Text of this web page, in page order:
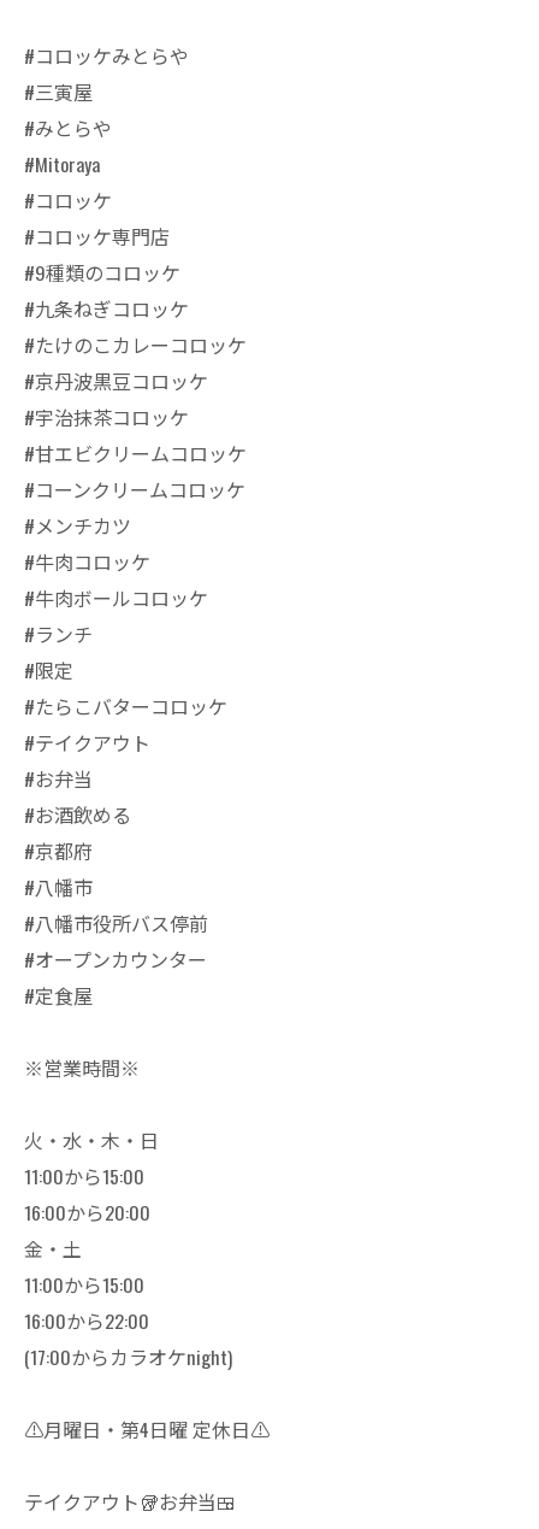
#コロッケみとらや
#三寅屋
#みとらや
#Mitoraya
#コロッケ
#コロッケ専門店
#9種類のコロッケ
#九条ねぎコロッケ
#たけのこカレーコロッケ
#京丹波黒豆コロッケ
#宇治抹茶コロッケ
#甘エビクリームコロッケ
#コーンクリームコロッケ
#メンチカツ
#牛肉コロッケ
#牛肉ボールコロッケ
#ランチ
#限定
#たらこバターコロッケ
#テイクアウト
#お弁当
#お酒飲める
#京都府
#八幡市
#八幡市役所バス停前
#オープンカウンター
#定食屋
※営業時間※
火・水・木・日
11:00から15:00
16:00から20:00
金・土
11:00から15:00
16:00から22:00
(17:00からカラオケnight)
⚠️月曜日・第4日曜 定休日⚠️
テイクアウト🥡お弁当🍱